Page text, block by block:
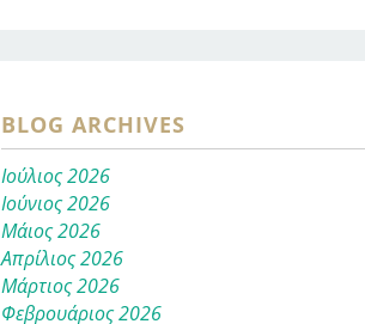
BLOG ARCHIVES
Ιούλιος 2026
Ιούνιος 2026
Μάιος 2026
Απρίλιος 2026
Μάρτιος 2026
Φεβρουάριος 2026